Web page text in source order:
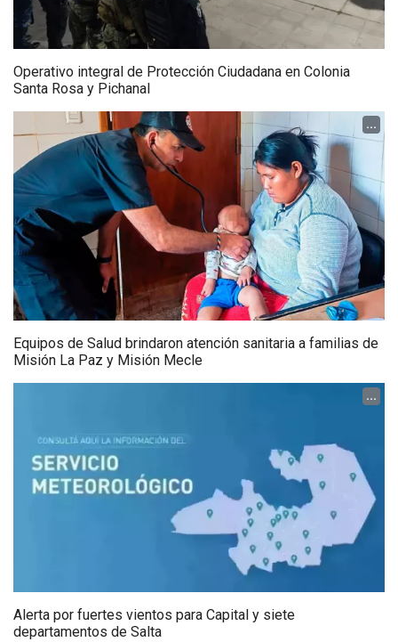
Operativo integral de Protección Ciudadana en Colonia
Santa Rosa y Pichanal
...
Equipos de Salud brindaron atención sanitaria a familias de
Misión La Paz y Misión Mecle
...
Alerta por fuertes vientos para Capital y siete
departamentos de Salta